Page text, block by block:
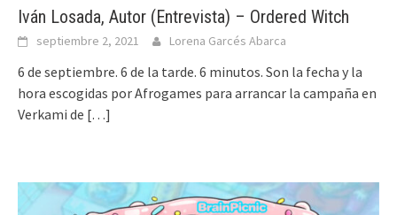
Iván Losada, Autor (Entrevista) – Ordered Witch
septiembre 2, 2021 Lorena Garcés Abarca
6 de septiembre. 6 de la tarde. 6 minutos. Son la fecha y la
hora escogidas por Afrogames para arrancar la campaña en
Verkami de […]